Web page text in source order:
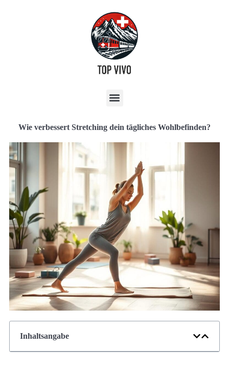
Wie verbessert Stretching dein tägliches Wohlbefinden?
Inhaltsangabe